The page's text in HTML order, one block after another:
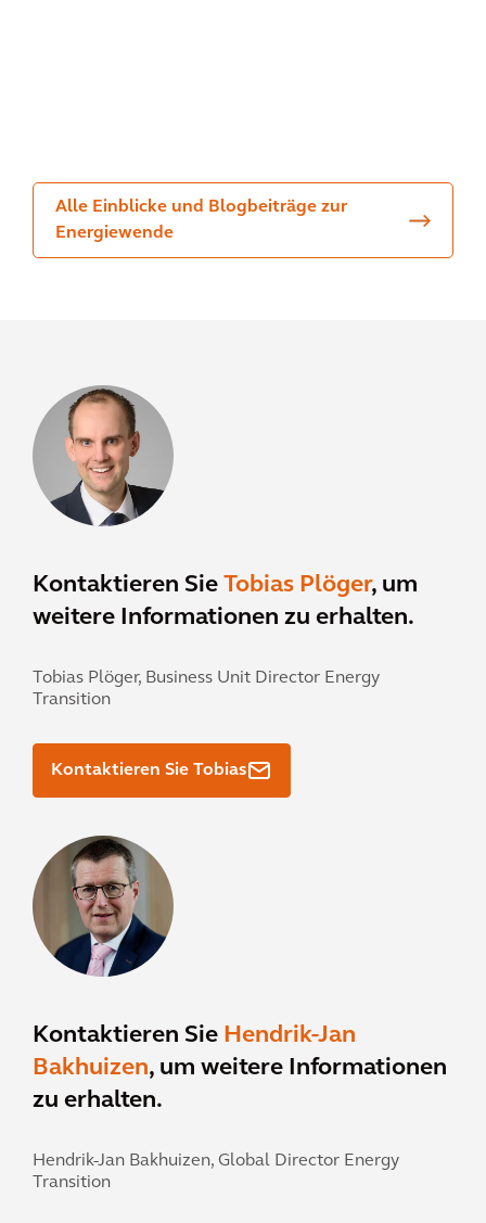
Alle Einblicke und Blogbeiträge zur
Energiewende
Kontaktieren Sie Tobias Plöger, um
weitere Informationen zu erhalten.
Tobias Plöger, Business Unit Director Energy
Transition
Kontaktieren Sie Tobias
Kontaktieren Sie Hendrik-Jan
Bakhuizen, um weitere Informationen
zu erhalten.
Hendrik-Jan Bakhuizen, Global Director Energy
Transition